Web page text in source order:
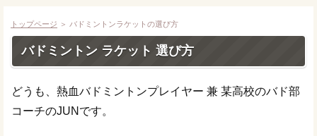
トップページ ＞ バドミントンラケットの選び方
バドミントン ラケット 選び方
どうも、熱血バドミントンプレイヤー 兼 某高校のバド部
コーチのJUNです。